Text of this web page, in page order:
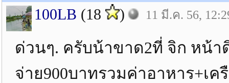
100LB (18 ) 11 มี.ค. 56,
ด่วนๆ. ครับน้าขาด2ที่ จิก หน้
จ่าย900บาทรวมค่าอาหาร+เค